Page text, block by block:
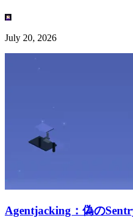
July 20, 2026
Agentjacking：偽の